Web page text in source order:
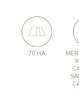
70 HA